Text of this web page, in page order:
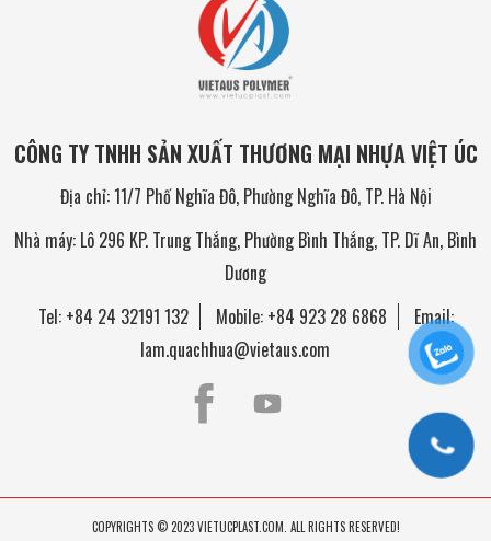
CÔNG TY TNHH SẢN XUẤT THƯƠNG MẠI NHỰA VIỆT ÚC
Địa chỉ: 11/7 Phố Nghĩa Đô, Phường Nghĩa Đô, TP. Hà Nội
Nhà máy: Lô 296 KP. Trung Thắng, Phường Bình Thắng, TP. Dĩ An, Bình
Dương
Tel: +84 24 32191 132 Mobile: +84 923 28 6868
Email:
lam.quachhua@vietaus.com
COPYRIGHTS © 2023 VIETUCPLAST.COM. ALL RIGHTS RESERVED!